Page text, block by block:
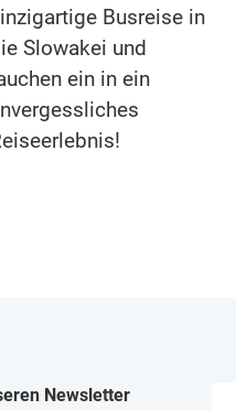
Busreise in
Slowakei und
ein in ein
Newsletter